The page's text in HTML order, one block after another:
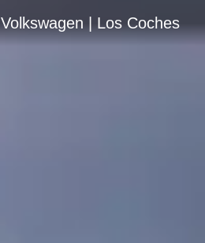
Volkswagen | Los Coches